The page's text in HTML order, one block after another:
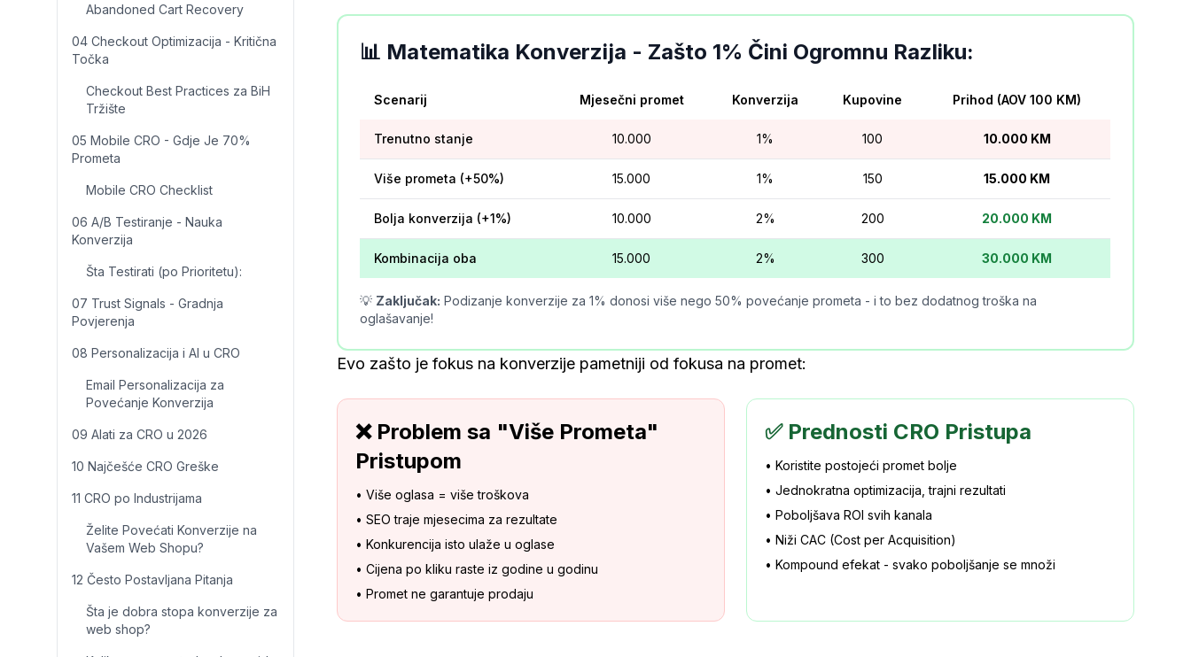
Abandoned Cart Recovery
04 Checkout Optimizacija - Kritična
Točka
Checkout Best Practices za BiH
Tržište
05 Mobile CRO - Gdje Je 70%
Prometa
Mobile CRO Checklist
06 A/B Testiranje - Nauka
Konverzija
Šta Testirati (po Prioritetu):
07 Trust Signals - Gradnja
Povjerenja
08 Personalizacija i AI u CRO
Email Personalizacija za
Povećanje Konverzija
09 Alati za CRO u 2026
10 Najčešće CRO Greške
11 CRO po Industrijama
Želite Povećati Konverzije na
Vašem Web Shopu?
12 Često Postavljana Pitanja
Šta je dobra stopa konverzije za
web shop?
📊 Matematika Konverzija - Zašto 1% Čini Ogromnu Razliku:
Scenarij Mjesečni promet Konverzija Kupovine Prihod (AOV 100 KM)
Trenutno stanje 10.000 1% 100 10.000 KM
Više prometa (+50%) 15.000 1% 150 15.000 KM
Bolja konverzija (+1%) 10.000 2% 200 20.000 KM
Kombinacija oba 15.000 2% 300 30.000 KM
💡 Zaključak: Podizanje konverzije za 1% donosi više nego 50% povećanje prometa - i to bez dodatnog troška na
oglašavanje!
Evo zašto je fokus na konverzije pametniji od fokusa na promet:
❌ Problem sa "Više Prometa"
Pristupom
• Više oglasa = više troškova
• SEO traje mjesecima za rezultate
• Konkurencija isto ulaže u oglase
• Cijena po kliku raste iz godine u godinu
• Promet ne garantuje prodaju
✅ Prednosti CRO Pristupa
• Koristite postojeći promet bolje
• Jednokratna optimizacija, trajni rezultati
• Poboljšava ROI svih kanala
• Niži CAC (Cost per Acquisition)
• Kompound efekat - svako poboljšanje se množi